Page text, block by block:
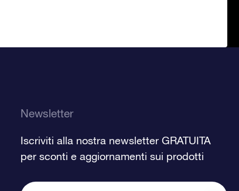
Newsletter
Iscriviti alla nostra newsletter GRATUITA
per sconti e aggiornamenti sui prodotti